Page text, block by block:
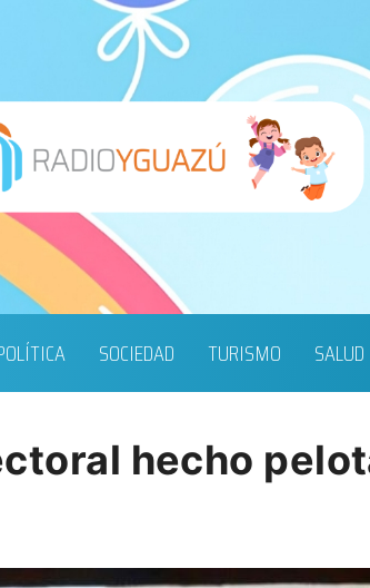
SOCIEDAD TURISMO SALUD
hecho